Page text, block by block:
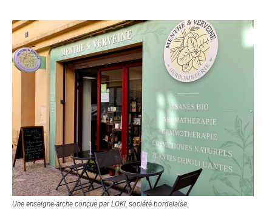
Une enseigne-arche conçue par LOKI, société bordelaise.